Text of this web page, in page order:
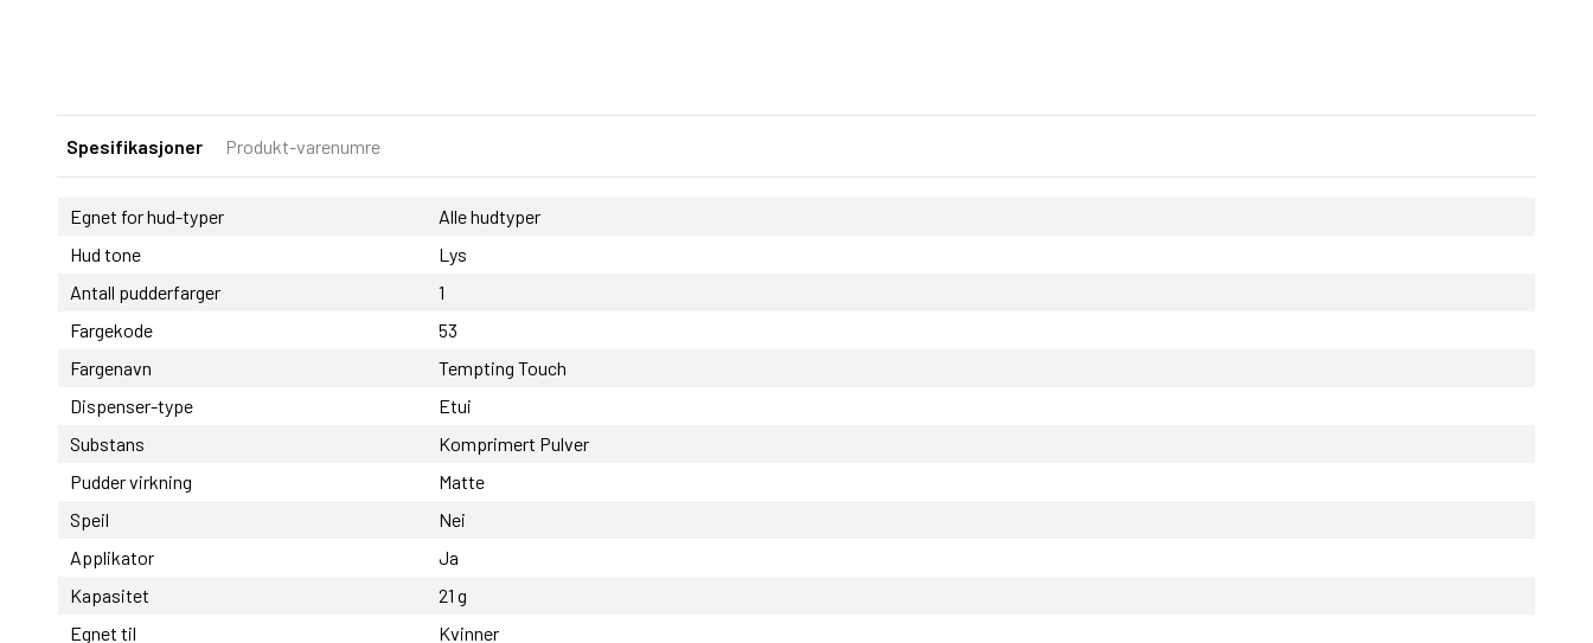
Spesifikasjoner Produkt-varenumre
Egnet for hud-typer
Alle hudtyper
Hud tone
Lys
Antall pudderfarger
1
Fargekode
53
Fargenavn
Tempting Touch
Dispenser-type
Etui
Substans
Komprimert Pulver
Pudder virkning
Matte
Speil
Nei
Applikator
Ja
Kapasitet
21 g
Egnet til
Kvinner